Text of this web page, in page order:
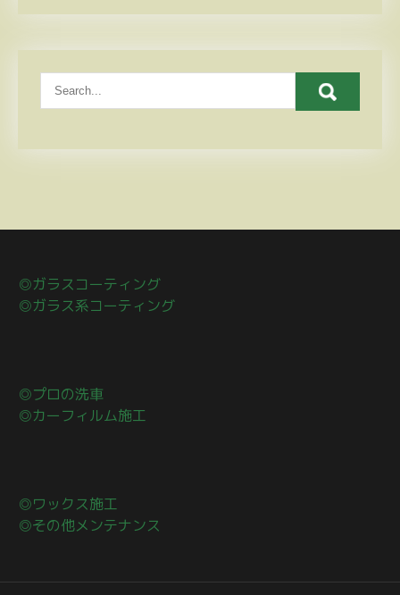
◎ガラスコーティング
◎ガラス系コーティング
◎プロの洗車
◎カーフィルム施工
◎ワックス施工
◎その他メンテナンス